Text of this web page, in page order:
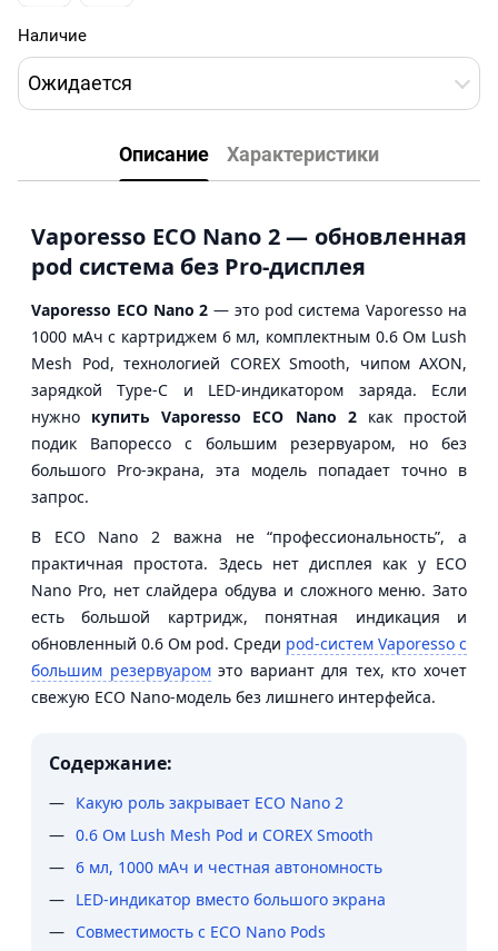
Наличие
Ожидается
Описание Характеристики
Vaporesso ECO Nano 2 — обновленная
pod система без Pro-дисплея
Vaporesso ECO Nano 2 — это pod система Vaporesso на
1000 мАч с картриджем 6 мл, комплектным 0.6 Ом Lush
Mesh Pod, технологией COREX Smooth, чипом AXON,
зарядкой Type-C и LED-индикатором заряда. Если
нужно купить Vaporesso ECO Nano 2как простой
подик Вапорессо с большим резервуаром, но без
большого Pro-экрана, эта модель попадает точно в
запрос.
В ECO Nano 2 важна не “профессиональность”, а
практичная простота. Здесь нет дисплея как у ECO
Nano Pro, нет слайдера обдува и сложного меню. Зато
есть большой картридж, понятная индикация и
обновленный 0.6 Ом pod. Среди pod-систем Vaporesso с
большим резервуаромэто вариант для тех, кто хочет
свежую ECO Nano-модель без лишнего интерфейса.
Содержание:
Какую роль закрывает ECO Nano 2
0.6 Ом Lush Mesh Pod и COREX Smooth
6 мл, 1000 мАч и честная автономность
LED-индикатор вместо большого экрана
Совместимость с ECO Nano Pods